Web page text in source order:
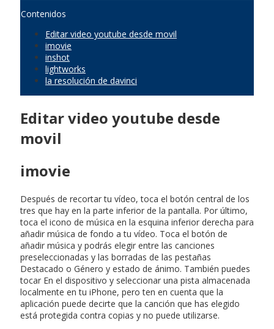
Contenidos
Editar video youtube desde movil
imovie
inshot
lightworks
la resolución de davinci
Editar video youtube desde
movil
imovie
Después de recortar tu vídeo, toca el botón central de los
tres que hay en la parte inferior de la pantalla. Por último,
toca el icono de música en la esquina inferior derecha para
añadir música de fondo a tu vídeo. Toca el botón de
añadir música y podrás elegir entre las canciones
preseleccionadas y las borradas de las pestañas
Destacado o Género y estado de ánimo. También puedes
tocar En el dispositivo y seleccionar una pista almacenada
localmente en tu iPhone, pero ten en cuenta que la
aplicación puede decirte que la canción que has elegido
está protegida contra copias y no puede utilizarse.